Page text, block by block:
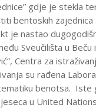
gdje je stekla
bentoskih
je nastao
Sveučilišta u
Centra za
su rađena
benotsa. Iste
u United